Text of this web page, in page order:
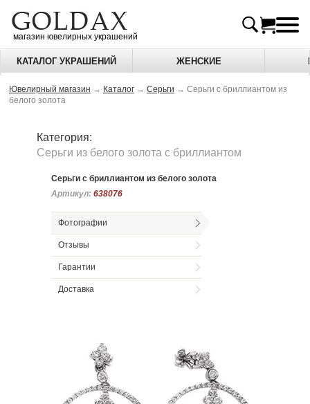
магазин ювелирных украшений
КАТАЛОГ УКРАШЕНИЙ ЖЕНСКИЕ
Ювелирный магазин → Каталог → Серьги → Серьги с бриллиантом из
белого золота
Категория:
Серьги из белого золота c бриллиантом
Серьги с бриллиантом из белого золота
Артикул: 638076
Артикул: 638076
Фотографии
Отзывы
Гарантии
Доставка